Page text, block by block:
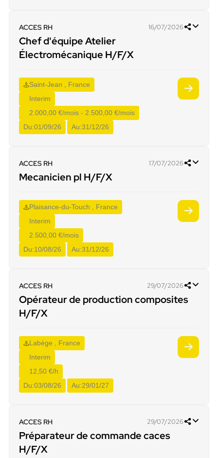
ACCES RH 16/07/2026
Chef d'équipe Atelier
Électromécanique H/F/X
Saint-Jean , France
Interim
2.000,00 €/mois - 2.500,00 €/mois
Du:01/09/26 Au:31/12/26
ACCES RH 17/07/2026
Mecanicien pl H/F/X
Plaisance-du-Touch , France
Interim
2.500,00 €/mois
Du:10/08/26 Au:31/12/26
ACCES RH 29/07/2026
Opérateur de production composites
H/F/X
Labège , France
Interim
12,50 €/h
Du:03/08/26 Au:29/01/27
ACCES RH 29/07/2026
Préparateur de commande caces
H/F/X